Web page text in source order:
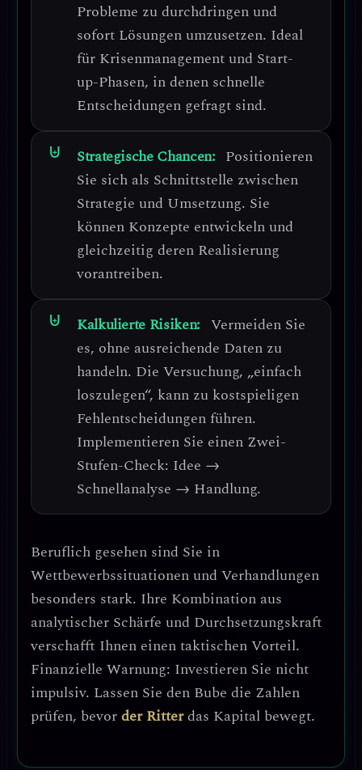
Probleme zu durchdringen und
sofort Lösungen umzusetzen. Ideal
für Krisenmanagement und Start-
up-Phasen, in denen schnelle
Entscheidungen gefragt sind.
Strategische Chancen: Positionieren
Sie sich als Schnittstelle zwischen
Strategie und Umsetzung. Sie
können Konzepte entwickeln und
gleichzeitig deren Realisierung
vorantreiben.
Kalkulierte Risiken: Vermeiden Sie
es, ohne ausreichende Daten zu
handeln. Die Versuchung, „einfach
loszulegen“, kann zu kostspieligen
Fehlentscheidungen führen.
Implementieren Sie einen Zwei-
Stufen-Check: Idee →
Schnellanalyse → Handlung.
Beruflich gesehen sind Sie in
Wettbewerbssituationen und Verhandlungen
besonders stark. Ihre Kombination aus
analytischer Schärfe und Durchsetzungskraft
verschafft Ihnen einentaktischen Vorteil.
Finanzielle Warnung: Investieren Sie nicht
impulsiv. Lassen Sie den Bube die Zahlen
prüfen, bevorder Ritterdas Kapital bewegt.